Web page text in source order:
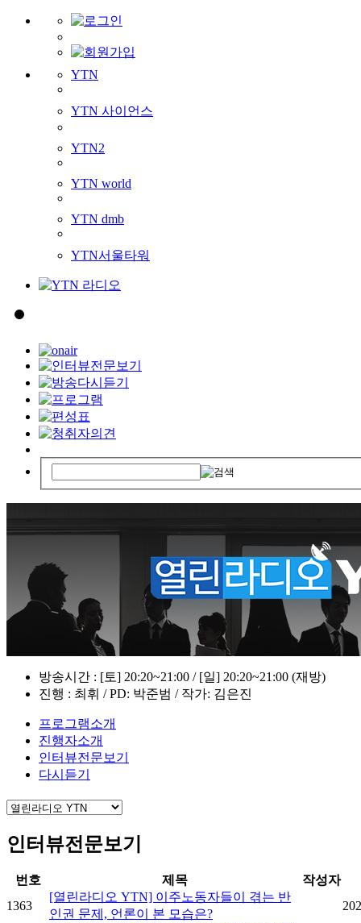
YTN
YTN 사이언스
YTN2
YTN world
YTN dmb
YTN서울타워
방송시간 : [토] 20:20~21:00 / [일] 20:20~21:00 (재방)
진행 : 최휘 / PD: 박준범 / 작가: 김은진
프로그램소개
진행자소개
인터뷰전문보기
다시듣기
인터뷰전문보기
번호 제목
작성자
1363
[열린라디오 YTN] 이주노동자들이 겪는 반
인권 문제, 언론이 본 모습은?